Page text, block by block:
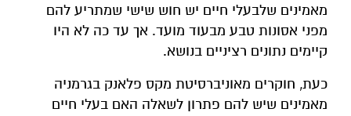
מאמינים שלבעלי חיים יש חוש שישי שמתריע להם
מפני אסונות טבע מבעוד מועד. אך עד כה לא היו
קיימים נתונים רציניים בנושא.
כעת, חוקרים מאוניברסיטת מקס פלאנק בגרמניה
מאמינים שיש להם פתרון לשאלה האם בעלי חיים